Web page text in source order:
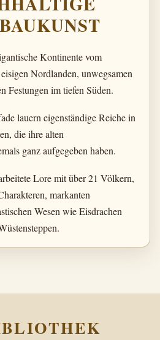
Kontinente vom
Nordlanden, unwegsamen
Festungen im tiefen Süden.
lauern eigenständige Reiche in
die ihre alten
ganz aufgegeben haben.
Lore mit über 21 Völkern,
markanten
Wesen wie Eisdrachen